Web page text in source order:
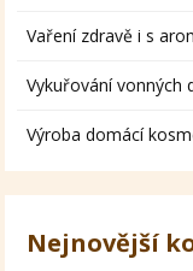
Vaření zdravě i s
Vykuřování vonných
Výroba domácí
Nejnovější